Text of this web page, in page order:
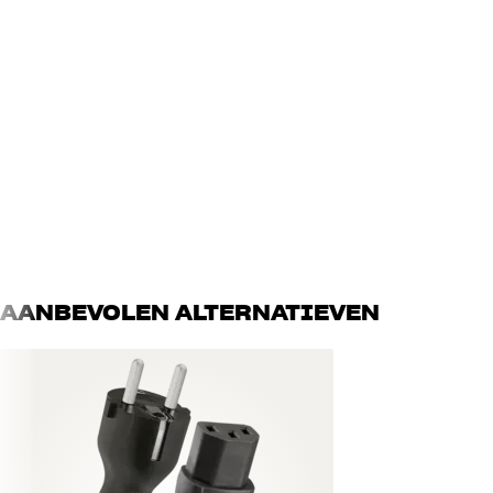
AANBEVOLEN ALTERNATIEVEN